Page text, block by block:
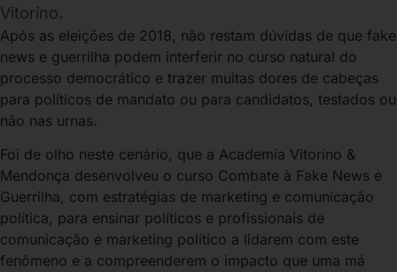
Vitorino.
Após as eleições de 2018, não restam dúvidas de que fake
news e guerrilha podem interferir no curso natural do
processo democrático e trazer muitas dores de cabeças
para políticos de mandato ou para candidatos, testados ou
não nas urnas.
Foi de olho neste cenário, que a Academia Vitorino &
Mendonça desenvolveu o curso Combate à Fake News e
Guerrilha, com estratégias de marketing e comunicação
política, para ensinar políticos e profissionais de
comunicação e marketing político a lidarem com este
fenômeno e a compreenderem o impacto que uma má